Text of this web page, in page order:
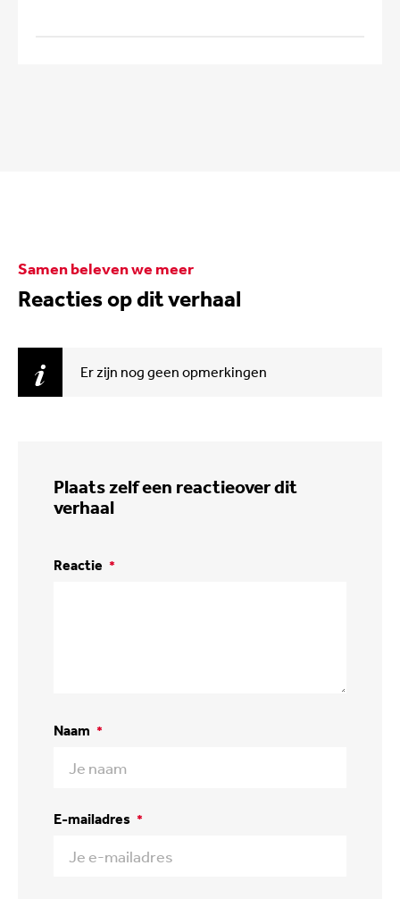
Samen beleven we meer
Reacties op dit verhaal
Er zijn nog geen opmerkingen
Plaats zelf een reactieover dit
verhaal
Reactie *
Naam *
E-mailadres *